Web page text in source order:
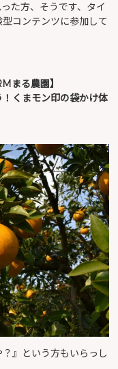
た方、そうです、タイ
コンテンツに参加して
まる農園】
くまモン印の袋かけ体
』という方もいらっし